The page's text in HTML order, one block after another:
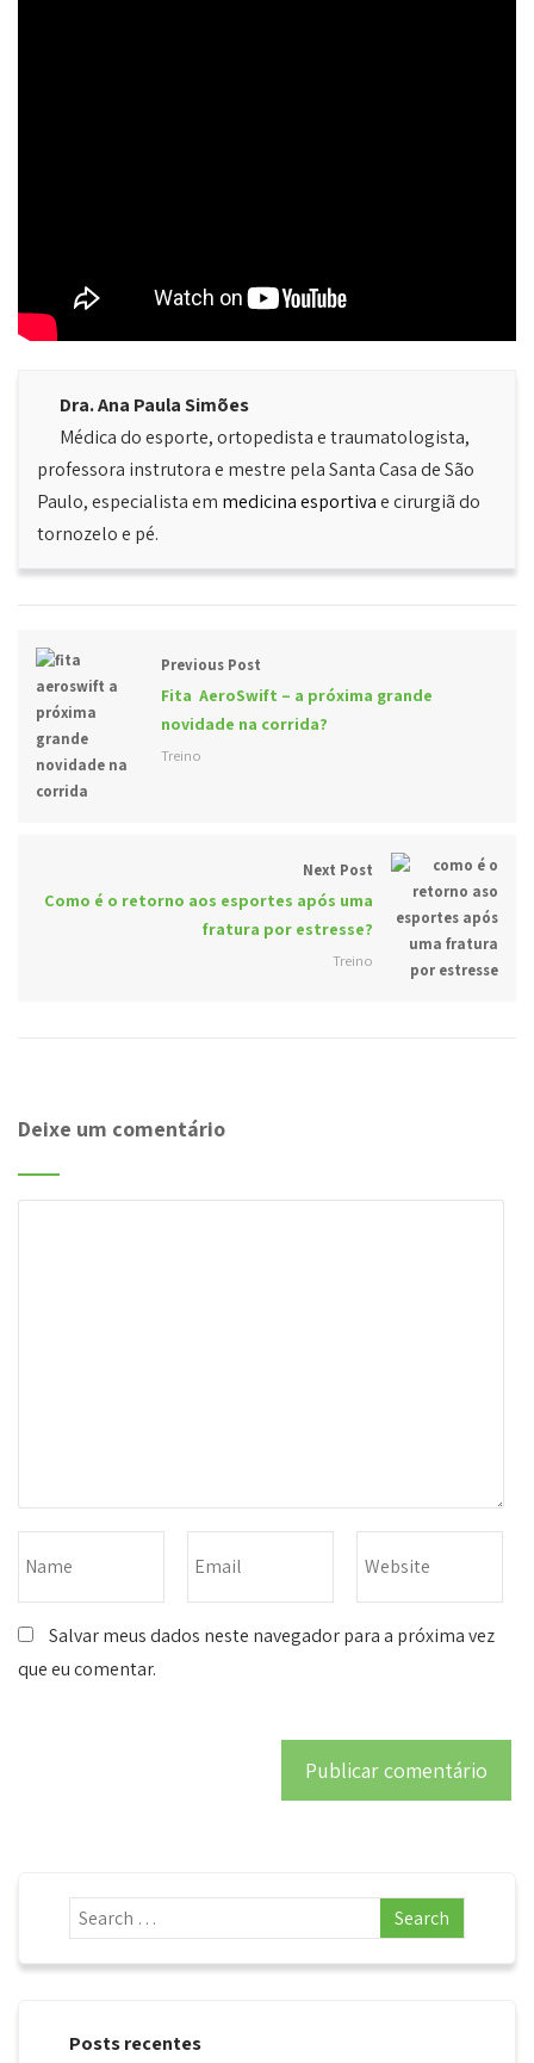
Dra. Ana Paula Simões
Médica do esporte, ortopedista e traumatologista,
professora instrutora e mestre pela Santa Casa de São
Paulo, especialista em medicina esportivae cirurgiã do
tornozelo e pé.
Previous Post
Fita AeroSwift – a próxima grande
novidade na corrida?
Treino
Next Post
Como é o retorno aos esportes após uma
fratura por estresse?
Treino
Deixe um comentário
Salvar meus dados neste navegador para a próxima vez
que eu comentar.
Posts recentes